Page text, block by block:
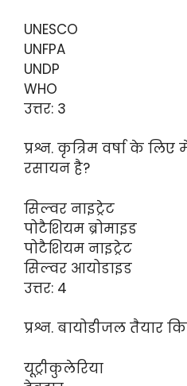
UNESCO
UNFPA
UNDP
WHO
उत्तर: 3
प्रश्न. कृत्रिम वर्षा के
रसायन है?
सिल्वर नाइट्रेट
पोटैशियम ब्रोमाइड
पोटैशियम नाइट्रेट
सिल्वर आयोडाइड
उत्तर: 4
प्रश्न. बायोडीजल तैयार
यूट्रीकुलेरिया